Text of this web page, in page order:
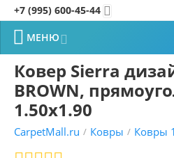
+7 (995) 600-45-44 
 МЕНЮ
Ковер Sierra
BROWN,
1.50x1.90
CarpetMall.ru / Ковры / Ковры